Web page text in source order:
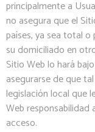
principalmente a
no asegura que el
países, ya sea total
su domiciliado en
Sitio Web lo hará
asegurarse de que
legislación local que
Web responsabilidad
acceso.